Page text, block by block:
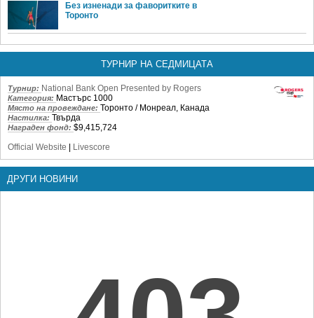
Без изненади за фаворитките в
Торонто
ТУРНИР НА СЕДМИЦАТА
Турнир: National Bank Open Presented by Rogers
Категория: Мастърс 1000
Място на провеждане: Торонто / Монреал, Канада
Настилка: Твърда
Награден фонд: $9,415,724
Official Website | Livescore
ДРУГИ НОВИНИ